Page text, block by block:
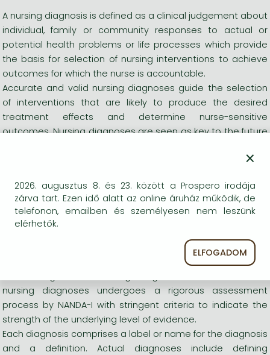
A nursing diagnosis is defined as a clinical judgement about
individual, family or community responses to actual or
potential health problems or life processes which provide
the basis for selection of nursing interventions to achieve
outcomes for which the nurse is accountable.
Accurate and valid nursing diagnoses guide the selection
of interventions that are likely to produce the desired
treatment effects and determine nurse-sensitive
outcomes. Nursing diagnoses are seen as key to the future
more effectively meeting the need of patients and
patient health records standardized nursing terminologies
such as NANDA, NIC and NOC provide a means of collecting
nursing data that are systematically analyzed within and
data for cost/benefit analysis and clinical audit.
'Nursing Diagnoses: Definitions and Classification' is the
nursing diagnoses undergoes a rigorous assessment
process by NANDA-I with stringent criteria to indicate the
strength of the underlying level of evidence.
Each diagnosis comprises a label or name for the diagnosis
and a definition. Actual diagnoses include defining
×
2026. augusztus 8. és 23. között a Prospero irodája
zárva tart. Ezen idő alatt az online áruház működik, de
telefonon, emailben és személyesen nem leszünk
elérhetők.
ELFOGADOM